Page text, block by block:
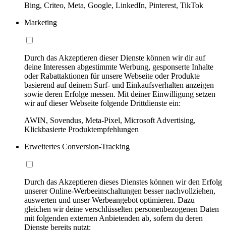
Bing, Criteo, Meta, Google, LinkedIn, Pinterest, TikTok
Marketing
Durch das Akzeptieren dieser Dienste können wir dir auf
deine Interessen abgestimmte Werbung, gesponserte Inhalte
oder Rabattaktionen für unsere Webseite oder Produkte
basierend auf deinem Surf- und Einkaufsverhalten anzeigen
sowie deren Erfolge messen. Mit deiner Einwilligung setzen
wir auf dieser Webseite folgende Drittdienste ein:
AWIN, Sovendus, Meta-Pixel, Microsoft Advertising,
Klickbasierte Produktempfehlungen
Erweitertes Conversion-Tracking
Durch das Akzeptieren dieses Dienstes können wir den Erfolg
unserer Online-Werbeeinschaltungen besser nachvollziehen,
auswerten und unser Werbeangebot optimieren. Dazu
gleichen wir deine verschlüsselten personenbezogenen Daten
mit folgenden externen Anbietenden ab, sofern du deren
Dienste bereits nutzt: